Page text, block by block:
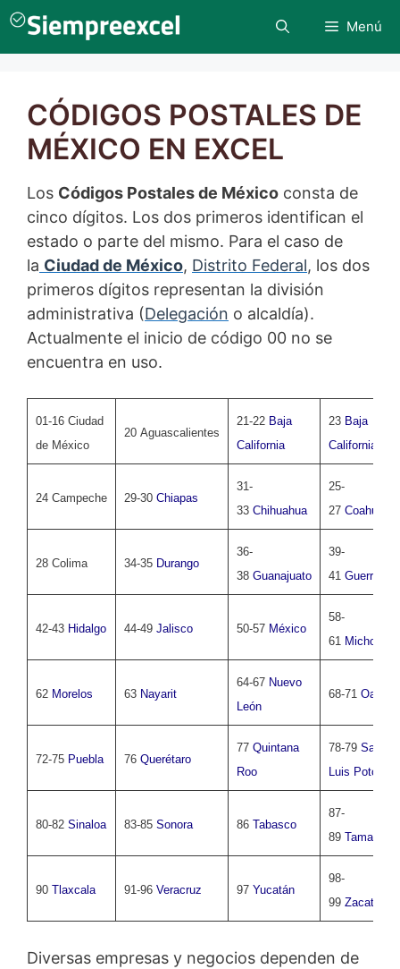
Saltar
contenido
Menú
CÓDIGOS POSTALES DE
MÉXICO EN EXCEL
Los Códigos Postales de México consta de
cinco dígitos. Los dos primeros identifican el
estado o parte del mismo. Para el caso de
la Ciudad de México, Distrito Federal, los dos
primeros dígitos representan la división
administrativa (Delegación o alcaldía).
Actualmente el inicio de código 00 no se
encuentra en uso.
01-16 Ciudad
de México
20 Aguascalientes
21-22 Baja
California
23 Baja
California Sur
24 Campeche 29-30 Chiapas
31-
33 Chihuahua
25-
27 Coahuila
28 Colima 34-35 Durango
36-
38 Guanajuato
39-
41 Guerrero
42-43 Hidalgo 44-49 Jalisco 50-57 México
58-
61 Michoacán
62 Morelos 63 Nayarit
64-67 Nuevo
León
68-71 Oaxaca
72-75 Puebla 76 Querétaro
77 Quintana
Roo
78-79 San
Luis Potosí
80-82 Sinaloa 83-85 Sonora 86 Tabasco
87-
89
90 Tlaxcala 91-96 Veracruz 97 Yucatán
98-
99 Zacatecas
Diversas empresas y negocios dependen de